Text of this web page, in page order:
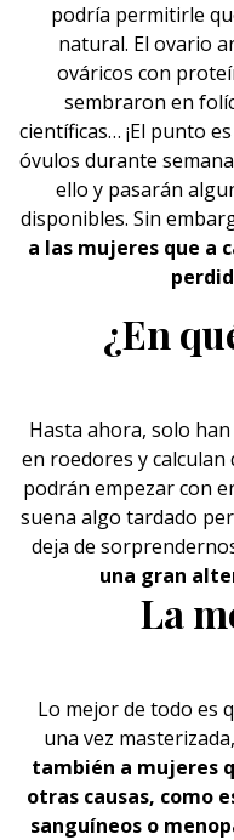
podría permitirle
natural. El ovario
ováricos con
sembraron en
científicas… ¡El punto
óvulos durante
ello y pasarán
disponibles. Sin
a las mujeres que a
¿En
Hasta ahora, solo
en roedores y calculan
podrán empezar con
suena algo tardado
deja de
una gran
La
Lo mejor de todo es
una vez masterizada,
también a mujeres
otras causas, como
sanguíneos o